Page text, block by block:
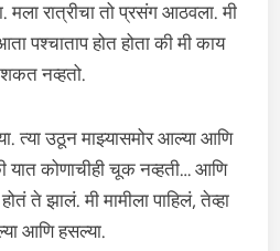
मला रात्रीचा तो प्रसंग आठवला. मी
पश्चाताप होत होता की मी काय
नव्हतो.
त्या उठून माझ्यासमोर आल्या आणि
यात कोणाचीही चूक नव्हती… आणि
ते झालं. मी मामीला पाहिलं, तेव्हा
आणि हसल्या.